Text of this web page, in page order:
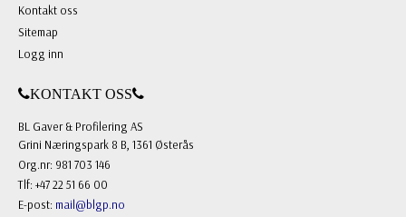
Kontakt oss
Sitemap
Logg inn
KONTAKT OSS
BL Gaver & Profilering AS
Grini Næringspark 8 B, 1361 Østerås
Org.nr: 981 703 146
Tlf: +47 22 51 66 00
E-post: mail@blgp.no